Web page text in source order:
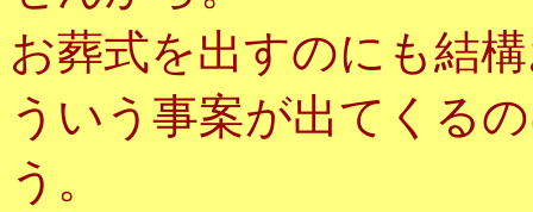
お葬式を出すのにも結
ういう事案が出てくる
う。